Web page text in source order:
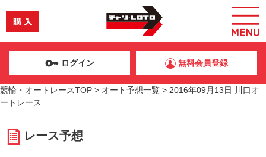
ログイン 無料会員登録
競輪・オートレースTOP > オート予想一覧 > 2016年09月13日 川口オ
ートレース
レース予想